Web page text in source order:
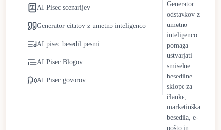
Človeški nadzor ostaja bistven za ohranjanje izvirnosti,
strateških vpogledov in etične odgovornosti. Namesto da bi
nadomestili človeške pisce, UI pisci delujejo kot sodelovalni
partnerji, ki racionalizirajo ponavljajoče se naloge, hkrati pa
podpirajo ustvarjalnost in odločanje pod človeškim vodstvom.
AI Pisec scenarijev
Generator citatov z umetno inteligenco
AI pisec besedil pesmi
AI Pisec Blogov
AI Pisec govorov
Generator
odstavkov z
umetno
inteligenco
pomaga
ustvarjati
smiselne
besedilne
sklope za
članke,
marketinška
besedila, e-
pošto in